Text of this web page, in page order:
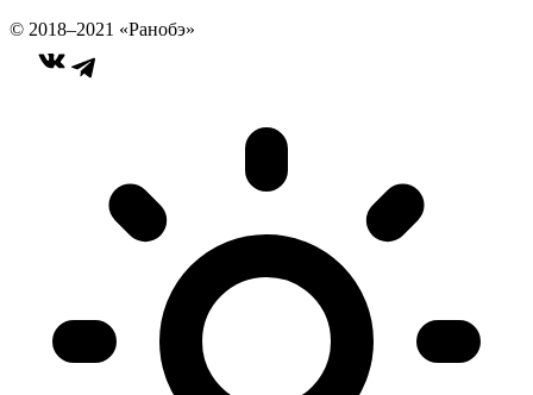
© 2018–2021 «Ранобэ»